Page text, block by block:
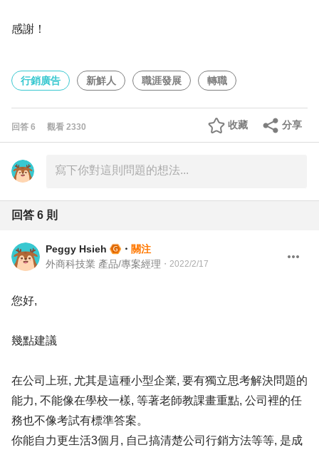
感謝！
行銷廣告 新鮮人 職涯發展 轉職
回答 6 觀看 2330 分享
收藏
回答 6 則
Peggy Hsieh ・ 關注
外商科技業 產品/專案經理 ・ 2022/2/17
您好,
幾點建議
在公司上班, 尤其是這種小型企業, 要有獨立思考解決問題的
能力, 不能像在學校一樣, 等著老師教課畫重點, 公司裡的任
務也不像考試有標準答案。
你能自力更生活3個月, 自己搞清楚公司行銷方法等等, 是成